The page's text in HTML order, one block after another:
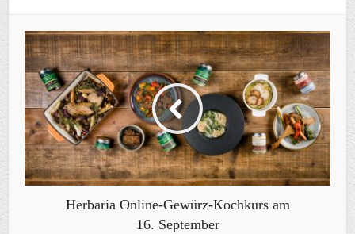
Herbaria Online-Gewürz-Kochkurs am
16. September